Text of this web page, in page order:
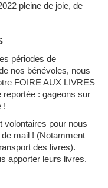
pleine de joie, de
périodes de
nos bénévoles, nous
FOIRE AUX LIVRES
: gageons sur
!
volontaires pour nous
mail ! (Notamment
des livres).
apporter leurs livres.